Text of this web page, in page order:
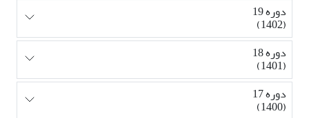
دوره 19
(1402)
دوره 18
(1401)
دوره 17
(1400)